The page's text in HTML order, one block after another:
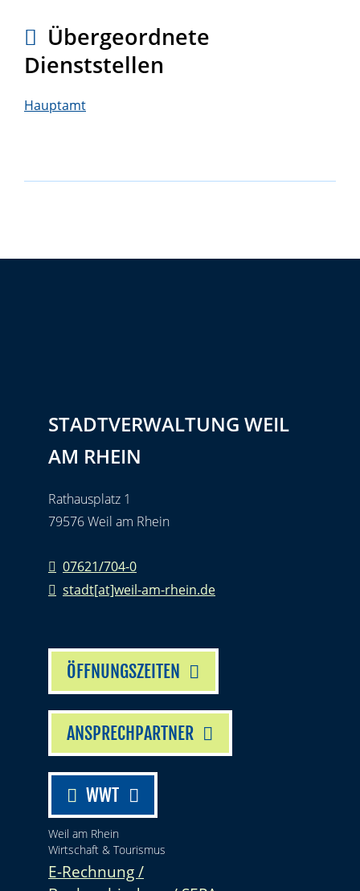
Übergeordnete
Dienststellen
Hauptamt
STADTVERWALTUNG WEIL
AM RHEIN
Rathausplatz 1
79576 Weil am Rhein
07621/704-0
stadt[at]weil-am-rhein.de
ÖFFNUNGSZEITEN
ANSPRECHPARTNER
WWT
Weil am Rhein
Wirtschaft & Tourismus
E-Rechnung /